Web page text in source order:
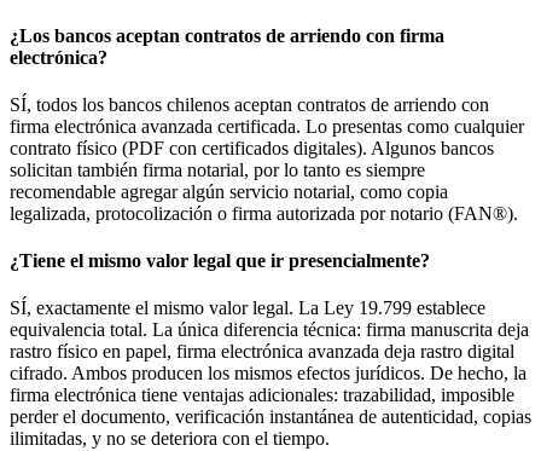
¿Los bancos aceptan contratos de arriendo con firma
electrónica?
SÍ, todos los bancos chilenos aceptan contratos de arriendo con
firma electrónica avanzada certificada. Lo presentas como cualquier
contrato físico (PDF con certificados digitales). Algunos bancos
solicitan también firma notarial, por lo tanto es siempre
recomendable agregar algún servicio notarial, como copia
legalizada, protocolización o firma autorizada por notario (FAN®).
¿Tiene el mismo valor legal que ir presencialmente?
SÍ, exactamente el mismo valor legal. La Ley 19.799 establece
equivalencia total. La única diferencia técnica: firma manuscrita deja
rastro físico en papel, firma electrónica avanzada deja rastro digital
cifrado. Ambos producen los mismos efectos jurídicos. De hecho, la
firma electrónica tiene ventajas adicionales: trazabilidad, imposible
perder el documento, verificación instantánea de autenticidad, copias
ilimitadas, y no se deteriora con el tiempo.